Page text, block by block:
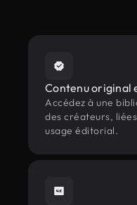
Contenu original
Accédez à une
des créateurs,
usage éditorial.